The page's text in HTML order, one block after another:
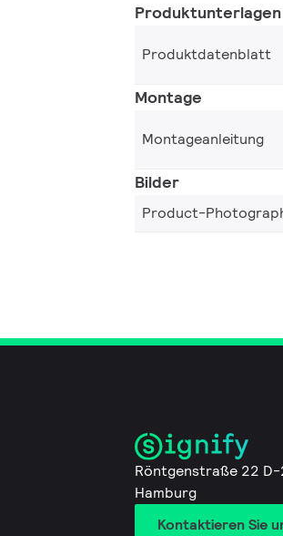
Produktunterlagen
Produktdatenblatt
Montage
Montageanleitung
Bilder
Product-
Röntgenstraße 22
Hamburg
Kontaktieren Sie